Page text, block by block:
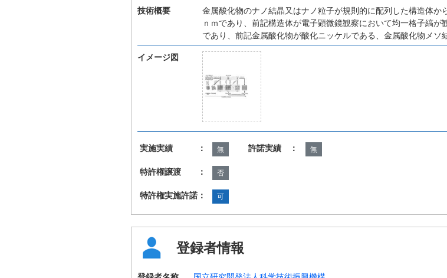
技術概要
金属酸化物のナノ結晶又はナノ粒子が規則的に配列した構造体
ｎｍであり、前記構造体が電子顕微鏡観察において均一格子縞
であり、前記金属酸化物が酸化ニッケルである、金属酸化物メソ
イメージ図
実施実績 ： 無 許諾実績 ： 無
特許権譲渡 ： 否
特許権実施許諾： 可
登録者情報